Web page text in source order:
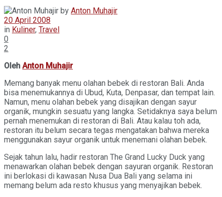
by Anton Muhajir
20 April 2008
in Kuliner, Travel
0
2
Oleh Anton Muhajir
Memang banyak menu olahan bebek di restoran Bali. Anda
bisa menemukannya di Ubud, Kuta, Denpasar, dan tempat lain.
Namun, menu olahan bebek yang disajikan dengan sayur
organik, mungkin sesuatu yang langka. Setidaknya saya belum
pernah menemukan di restoran di Bali. Atau kalau toh ada,
restoran itu belum secara tegas mengatakan bahwa mereka
menggunakan sayur organik untuk menemani olahan bebek.
Sejak tahun lalu, hadir restoran The Grand Lucky Duck yang
menawarkan olahan bebek dengan sayuran organik. Restoran
ini berlokasi di kawasan Nusa Dua Bali yang selama ini
memang belum ada resto khusus yang menyajikan bebek.